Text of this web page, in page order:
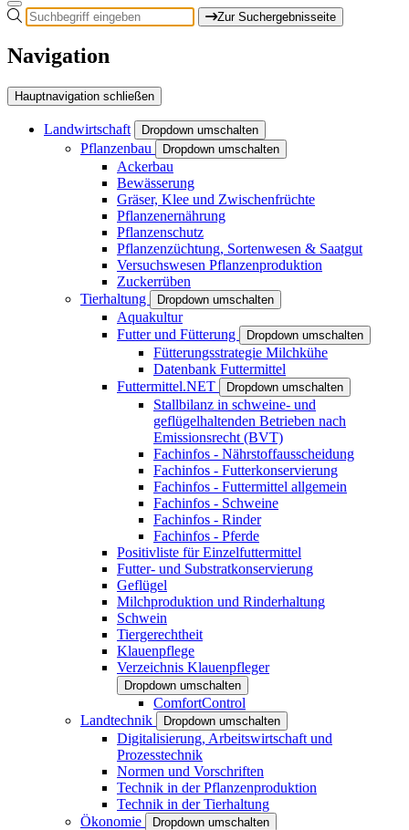
Zur Suchergebnisseite
Navigation
Hauptnavigation schließen
Landwirtschaft Dropdown umschalten
Pflanzenbau Dropdown umschalten
Ackerbau
Bewässerung
Gräser, Klee und Zwischenfrüchte
Pflanzenernährung
Pflanzenschutz
Pflanzenzüchtung, Sortenwesen & Saatgut
Versuchswesen Pflanzenproduktion
Zuckerrüben
Tierhaltung
Dropdown umschalten
Aquakultur
Futter und Fütterung
Dropdown umschalten
Fütterungsstrategie Milchkühe
Datenbank Futtermittel
Futtermittel.NET
Dropdown umschalten
Stallbilanz in schweine- und
geflügelhaltenden Betrieben nach
Emissionsrecht (BVT)
Fachinfos - Nährstoffausscheidung
Fachinfos - Futterkonservierung
Fachinfos - Futtermittel allgemein
Fachinfos - Schweine
Fachinfos - Rinder
Fachinfos - Pferde
Positivliste für Einzelfuttermittel
Futter- und Substratkonservierung
Geflügel
Milchproduktion und Rinderhaltung
Schwein
Tiergerechtheit
Klauenpflege
Verzeichnis Klauenpfleger
Dropdown umschalten
ComfortControl
Landtechnik
Dropdown umschalten
Digitalisierung, Arbeitswirtschaft und
Prozesstechnik
Normen und Vorschriften
Technik in der Pflanzenproduktion
Technik in der Tierhaltung
Ökonomie
Dropdown umschalten